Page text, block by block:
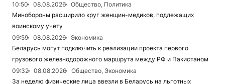
10:50
08.08.2026
Общество, Политика
Минобороны расширило круг женщин-медиков, подлежащих
воинскому учету
09:59
08.08.2026
Экономика
Беларусь могут подключить к реализации проекта первого
грузового железнодорожного маршрута между РФ и Пакистаном
09:32
08.08.2026
Общество, Экономика
За неделю физические лица ввезли в Беларусь на льготных